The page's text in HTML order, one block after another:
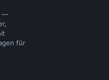
that work
—
für